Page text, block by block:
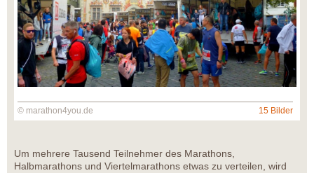
© marathon4you.de 15 Bilder
Um mehrere Tausend Teilnehmer des Marathons,
Halbmarathons und Viertelmarathons etwas zu verteilen, wird